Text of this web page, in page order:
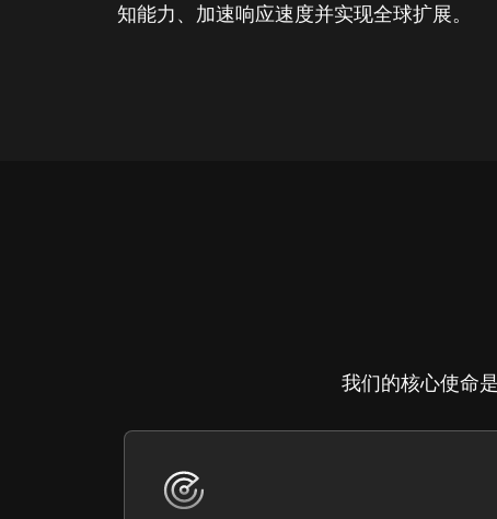
知能力、加速响应速度并实现全球扩展。
我们的核心使命